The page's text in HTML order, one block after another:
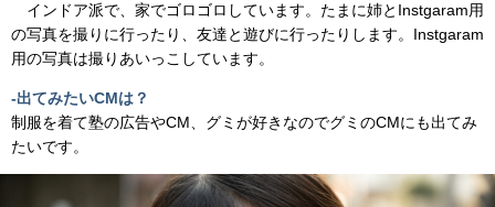
インドア派で、家でゴロゴロしています。たまに姉とInstgaram用
の写真を撮りに行ったり、友達と遊びに行ったりします。Instgaram
用の写真は撮りあいっこしています。
-出てみたいCMは？
制服を着て塾の広告やCM、グミが好きなのでグミのCMにも出てみ
たいです。